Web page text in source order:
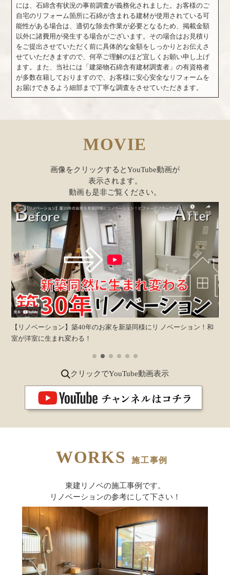
には、石綿含有状況の事前調査が義務化されました。お客様のご
自宅のリフォーム箇所に石綿が含まれる建材が使用されている可
能性がある場合は、適切な除去作業が必要となるため、掲載金額
以外に諸費用が発生する場合がございます。その場合はお見積り
をご提出させていただく前に具体的な金額をしっかりとお伝えさ
せていただきますので、何卒ご理解のほど宜しくお願い申し上げ
ます。また、当社には「建築物石綿含有建材調査者」の有資格者
が多数在籍しておりますので、お客様に安心安全なリフォームを
お届けできるよう細部まで丁寧な調査をさせていただきます。
MOVIE
画像をクリックするとYouTube動画が
表示されます。
動画も是非ご覧ください。
【リノベーション】築40年のお家を新築同様にリ ノベーション！和
室が洋室に生まれ変わる！
クリックでYouTube動画表示
WORKS 施工事例
東建リノベの施工事例です。
リノベーションの参考にして下さい！